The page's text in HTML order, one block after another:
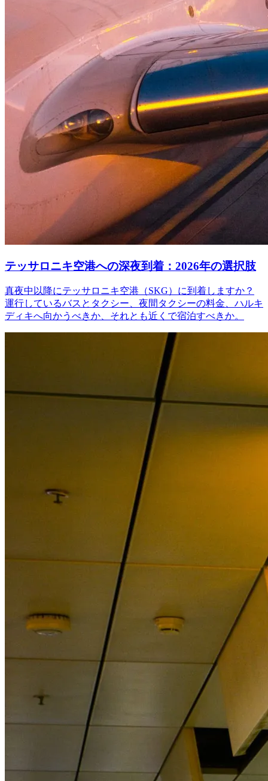
テッサロニキ空港への深夜到着：2026年の選択肢
真夜中以降にテッサロニキ空港（SKG）に到着しますか？
運行しているバスとタクシー、夜間タクシーの料金、ハルキ
ディキへ向かうべきか、それとも近くで宿泊すべきか。